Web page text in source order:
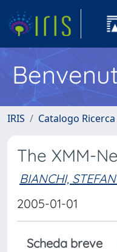
IRIS Catalogo Ricerca
The XMM-
BIANCHI,
2005-01-01
Scheda breve